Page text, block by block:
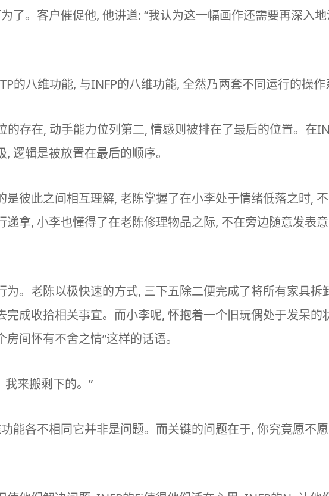
了。客户催促他, 他讲道: “我认为这一幅画作还需要再深入
的八维功能, 与INFP的八维功能, 全然乃两套不同运行的操作
的存在, 动手能力位列第二, 情感则被排在了最后的位置。在
逻辑是被放置在最后的顺序。
彼此之间相互理解, 老陈掌握了在小李处于情绪低落之时, 不
拿, 小李也懂得了在老陈修理物品之际, 不在旁边随意发表
为。老陈以极快速的方式, 三下五除二便完成了将所有家具拆
成收拾相关事宜。而小李呢, 怀抱着一个旧玩偶处于发呆的
间怀有不舍之情”这样的话语。
来搬剩下的。”
能各不相同它并非是问题。而关键的问题在于, 你究竟愿不